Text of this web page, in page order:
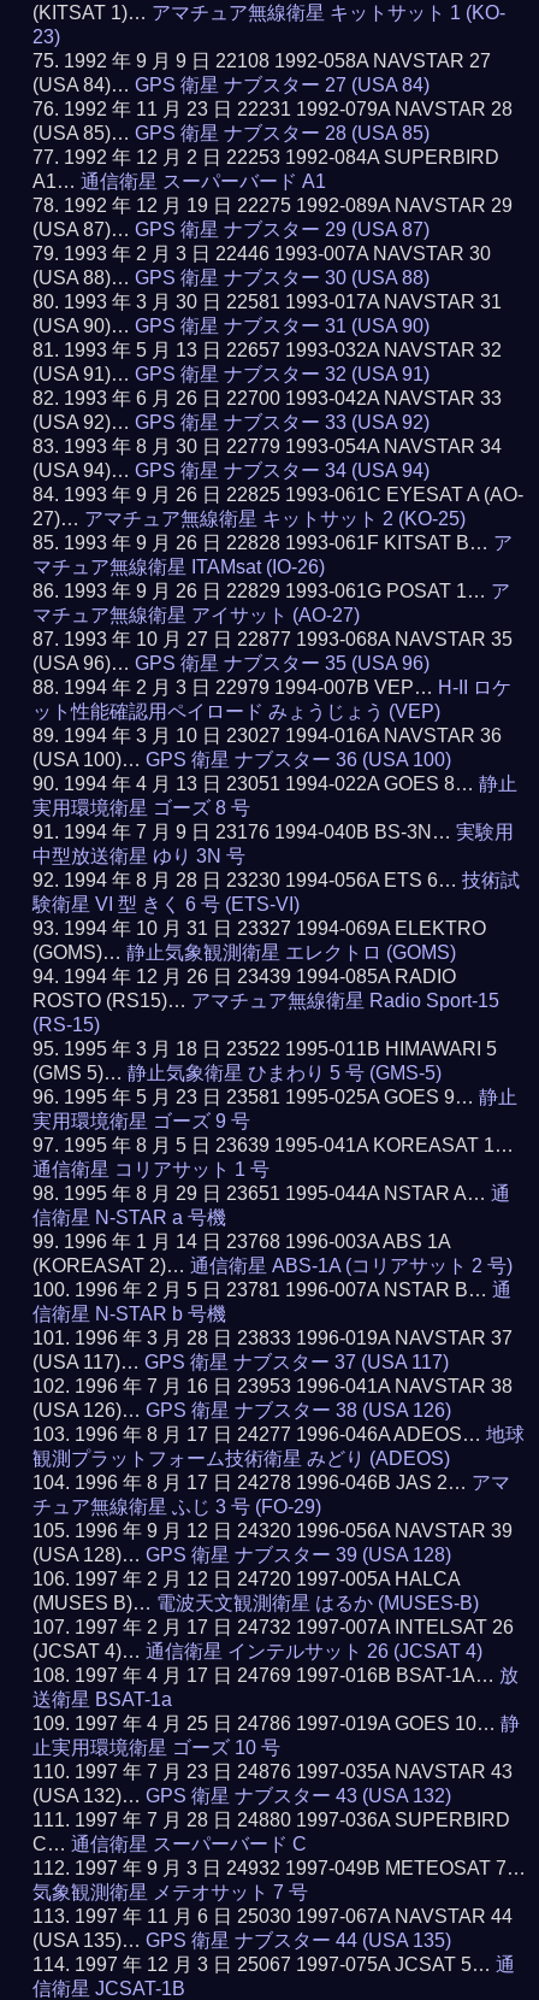
(KITSAT 1)… アマチュア無線衛星 キットサット 1 (KO-
23)
1992 年 9 月 9 日 22108 1992-058A NAVSTAR 27
(USA 84)…GPS 衛星 ナブスター 27 (USA 84)
1992 年 11 月 23 日 22231 1992-079A NAVSTAR 28
(USA 85)…GPS 衛星 ナブスター 28 (USA 85)
1992 年 12 月 2 日 22253 1992-084A SUPERBIRD
A1…通信衛星 スーパーバード A1
1992 年 12 月 19 日 22275 1992-089A NAVSTAR 29
(USA 87)…GPS 衛星 ナブスター 29 (USA 87)
1993 年 2 月 3 日 22446 1993-007A NAVSTAR 30
(USA 88)…GPS 衛星 ナブスター 30 (USA 88)
1993 年 3 月 30 日 22581 1993-017A NAVSTAR 31
(USA 90)…GPS 衛星 ナブスター 31 (USA 90)
1993 年 5 月 13 日 22657 1993-032A NAVSTAR 32
(USA 91)…GPS 衛星 ナブスター 32 (USA 91)
1993 年 6 月 26 日 22700 1993-042A NAVSTAR 33
(USA 92)…GPS 衛星 ナブスター 33 (USA 92)
1993 年 8 月 30 日 22779 1993-054A NAVSTAR 34
(USA 94)…GPS 衛星 ナブスター 34 (USA 94)
1993 年 9 月 26 日 22825 1993-061C EYESAT A (AO-
27)… アマチュア無線衛星 キットサット 2 (KO-25)
1993 年 9 月 26 日 22828 1993-061F KITSAT B… ア
マチュア無線衛星 ITAMsat (IO-26)
1993 年 9 月 26 日 22829 1993-061G POSAT 1… ア
マチュア無線衛星 アイサット (AO-27)
1993 年 10 月 27 日 22877 1993-068A NAVSTAR 35
(USA 96)…GPS 衛星 ナブスター 35 (USA 96)
1994 年 2 月 3 日 22979 1994-007B VEP… H-II ロケ
ット性能確認用ペイロード みょうじょう (VEP)
1994 年 3 月 10 日 23027 1994-016A NAVSTAR 36
(USA 100)…GPS 衛星 ナブスター 36 (USA 100)
1994 年 4 月 13 日 23051 1994-022A GOES 8…静止
実用環境衛星 ゴーズ 8 号
1994 年 7 月 9 日 23176 1994-040B BS-3N…実験用
中型放送衛星 ゆり 3N 号
1994 年 8 月 28 日 23230 1994-056A ETS 6…技術試
験衛星 VI 型 きく 6 号 (ETS-VI)
1994 年 10 月 31 日 23327 1994-069A ELEKTRO
(GOMS)…静止気象観測衛星 エレクトロ (GOMS)
1994 年 12 月 26 日 23439 1994-085A RADIO
ROSTO (RS15)… アマチュア無線衛星 Radio Sport-15
(RS-15)
1995 年 3 月 18 日 23522 1995-011B HIMAWARI 5
(GMS 5)…静止気象衛星 ひまわり 5 号 (GMS-5)
1995 年 5 月 23 日 23581 1995-025A GOES 9…静止
実用環境衛星 ゴーズ 9 号
1995 年 8 月 5 日 23639 1995-041A KOREASAT 1…
通信衛星 コリアサット 1 号
1995 年 8 月 29 日 23651 1995-044A NSTAR A…通
信衛星 N-STAR a 号機
1996 年 1 月 14 日 23768 1996-003A ABS 1A
(KOREASAT 2)…通信衛星 ABS-1A (コリアサット 2 号)
1996 年 2 月 5 日 23781 1996-007A NSTAR B…通
信衛星 N-STAR b 号機
1996 年 3 月 28 日 23833 1996-019A NAVSTAR 37
(USA 117)…GPS 衛星 ナブスター 37 (USA 117)
1996 年 7 月 16 日 23953 1996-041A NAVSTAR 38
(USA 126)…GPS 衛星 ナブスター 38 (USA 126)
1996 年 8 月 17 日 24277 1996-046A ADEOS…地球
観測プラットフォーム技術衛星 みどり (ADEOS)
1996 年 8 月 17 日 24278 1996-046B JAS 2… アマ
チュア無線衛星 ふじ 3 号 (FO-29)
1996 年 9 月 12 日 24320 1996-056A NAVSTAR 39
(USA 128)…GPS 衛星 ナブスター 39 (USA 128)
1997 年 2 月 12 日 24720 1997-005A HALCA
(MUSES B)… 電波天文観測衛星 はるか (MUSES-B)
1997 年 2 月 17 日 24732 1997-007A INTELSAT 26
(JCSAT 4)…通信衛星 インテルサット 26 (JCSAT 4)
1997 年 4 月 17 日 24769 1997-016B BSAT-1A… 放
送衛星 BSAT-1a
1997 年 4 月 25 日 24786 1997-019A GOES 10…静
止実用環境衛星 ゴーズ 10 号
1997 年 7 月 23 日 24876 1997-035A NAVSTAR 43
(USA 132)…GPS 衛星 ナブスター 43 (USA 132)
1997 年 7 月 28 日 24880 1997-036A SUPERBIRD
C…通信衛星 スーパーバード C
1997 年 9 月 3 日 24932 1997-049B METEOSAT 7…
気象観測衛星 メテオサット 7 号
1997 年 11 月 6 日 25030 1997-067A NAVSTAR 44
(USA 135)…GPS 衛星 ナブスター 44 (USA 135)
1997 年 12 月 3 日 25067 1997-075A JCSAT 5…通
信衛星 JCSAT-1B